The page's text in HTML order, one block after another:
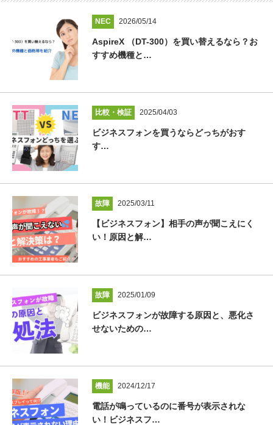
NEC 2026/05/14
AspireX （DT-300）を買い替えるなら？お
すすめ機種と…
比較・検証 2025/04/03
ビジネスフォンを買うならどっちがおす
す…
故障 2025/03/11
【ビジネスフォン】相手の声が聞こえにく
い！原因と解…
故障 2025/01/09
ビジネスフォンが故障する原因と、悪化さ
せないための…
機能 2024/12/17
電話が鳴っているのに番号が表示されな
い！ビジネスフ…